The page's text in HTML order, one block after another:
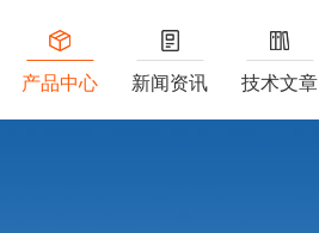
产品中心 新闻资讯 技术文章